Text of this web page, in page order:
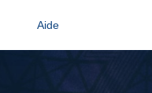
Aide